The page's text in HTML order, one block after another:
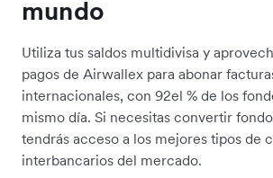
mundo
Utiliza tus saldos multidivisa y
pagos de Airwallex para abonar
internacionales, con 92el % de los
mismo día. Si necesitas convertir
tendrás acceso a los mejores tipos de
interbancarios del mercado.